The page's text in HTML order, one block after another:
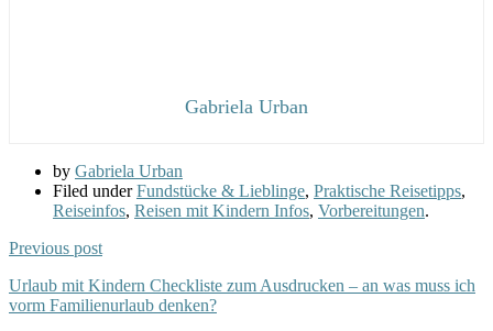
Gabriela Urban
by Gabriela Urban
Filed underFundstücke & Lieblinge, Praktische Reisetipps,
Reiseinfos, Reisen mit Kindern Infos, Vorbereitungen.
Previous post
Urlaub mit Kindern Checkliste zum Ausdrucken – an was muss ich
vorm Familienurlaub denken?